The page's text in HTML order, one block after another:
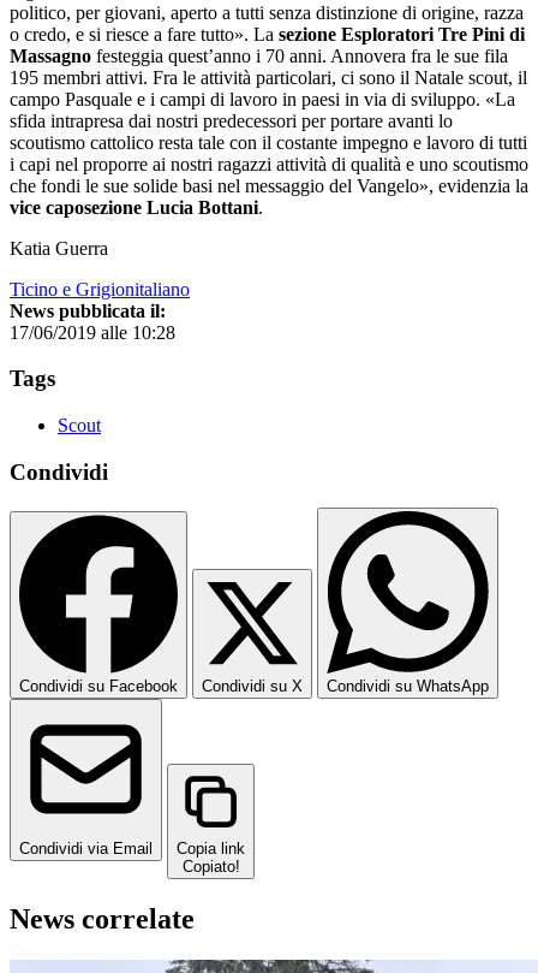
politico, per giovani, aperto a tutti senza distinzione di origine, razza
o credo, e si riesce a fare tutto». La sezione Esploratori Tre Pini di
Massagno festeggia quest’anno i 70 anni. Annovera fra le sue fila
195 membri attivi. Fra le attività particolari, ci sono il Natale scout, il
campo Pasquale e i campi di lavoro in paesi in via di sviluppo. «La
sfida intrapresa dai nostri predecessori per portare avanti lo
scoutismo cattolico resta tale con il costante impegno e lavoro di tutti
i capi nel proporre ai nostri ragazzi attività di qualità e uno scoutismo
che fondi le sue solide basi nel messaggio del Vangelo», evidenzia la
vice caposezione Lucia Bottani.
Katia Guerra
Ticino e Grigionitaliano
News pubblicata il:
17/06/2019 alle 10:28
Tags
Scout
Condividi
Condividi su Facebook Condividi su X Condividi su WhatsApp
Condividi via Email
Copia link
Copiato!
News correlate